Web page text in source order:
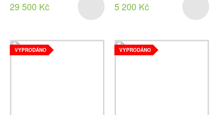
29 500 Kč 5 200 Kč
VYPRODÁNO VYPRODÁNO